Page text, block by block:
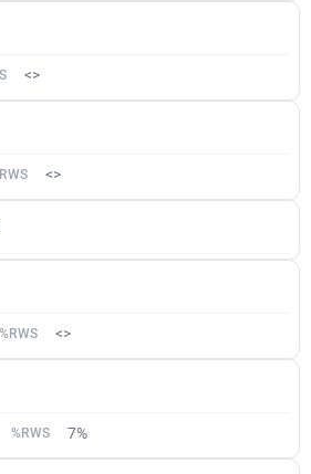
<>
<>
<>
7%